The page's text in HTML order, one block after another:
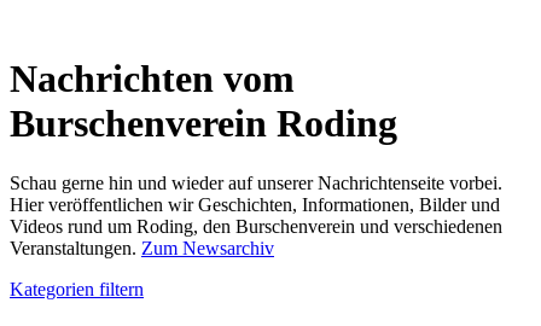
Nachrichten vom
Burschenverein Roding
Schau gerne hin und wieder auf unserer Nachrichtenseite vorbei.
Hier veröffentlichen wir Geschichten, Informationen, Bilder und
Videos rund um Roding, den Burschenverein und verschiedenen
Veranstaltungen. Zum Newsarchiv
Kategorien filtern